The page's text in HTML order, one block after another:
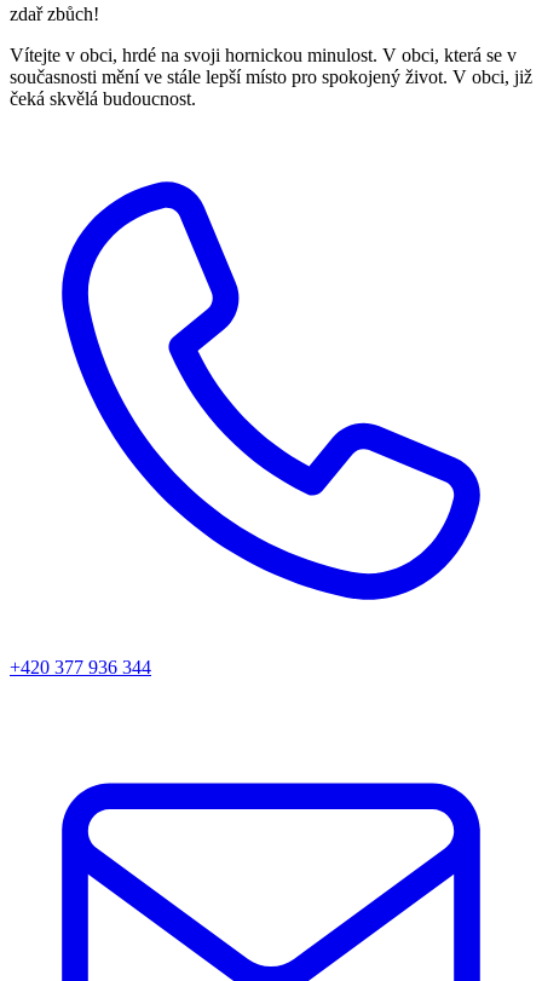
zdař zbůch!
Vítejte v obci, hrdé na svoji hornickou minulost. V obci, která se v
současnosti mění ve stále lepší místo pro spokojený život. V obci, již
čeká skvělá budoucnost.
+420 377 936 344